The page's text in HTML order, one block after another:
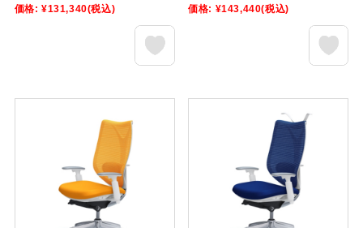
価格: ¥131,340(税込)
価格: ¥143,440(税込)